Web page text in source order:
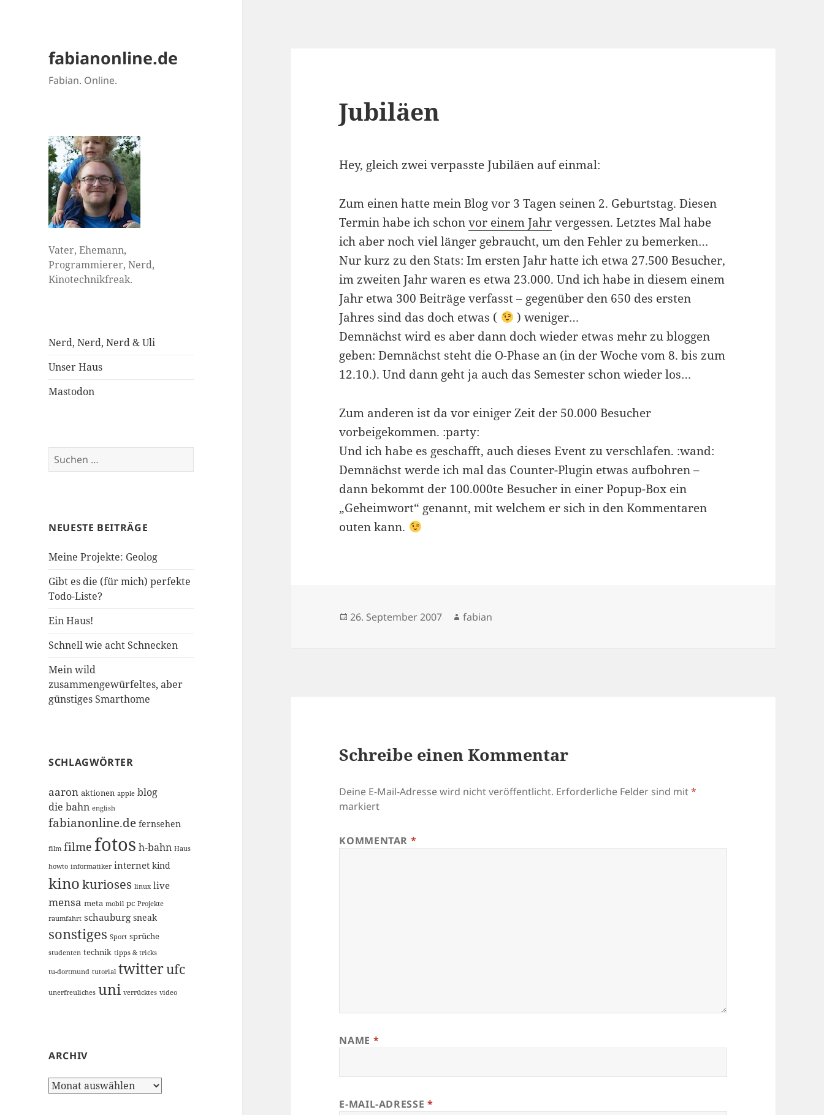
fabianonline.de
Fabian. Online.
Vater, Ehemann,
Programmierer, Nerd,
Kinotechnikfreak.
Nerd, Nerd, Nerd & Uli
Unser Haus
Mastodon
Suchen
nach:
NEUESTE BEITRÄGE
Meine Projekte: Geolog
Gibt es die (für mich) perfekte
Todo-Liste?
Ein Haus!
Schnell wie acht Schnecken
Mein wild
zusammengewürfeltes, aber
günstiges Smarthome
SCHLAGWÖRTER
aaron aktionen apple blog
die bahn english
fabianonline.de fernsehen
film filme fotos h-bahn Haus
howto informatiker internet kind
kinokurioses linux live
mensa meta mobil pc Projekte
raumfahrt schauburg sneak
sonstiges Sport sprüche
studenten technik tipps & tricks
tu-dortmund tutorial twitterufc
unerfreuliches uni verrücktes video
ARCHIV
Archiv
Jubiläen
Hey, gleich zwei verpasste Jubiläen auf einmal:
Zum einen hatte mein Blog vor 3 Tagen seinen 2. Geburtstag. Diesen
Termin habe ich schonvor einem Jahrvergessen. Letztes Mal habe
ich aber noch viel länger gebraucht, um den Fehler zu bemerken…
Nur kurz zu den Stats: Im ersten Jahr hatte ich etwa 27.500 Besucher,
im zweiten Jahr waren es etwa 23.000. Und ich habe in diesem einem
Jahr etwa 300 Beiträge verfasst – gegenüber den 650 des ersten
Jahres sind das doch etwas (
) weniger…
Demnächst wird es aber dann doch wieder etwas mehr zu bloggen
geben: Demnächst steht die O-Phase an (in der Woche vom 8. bis zum
12.10.). Und dann geht ja auch das Semester schon wieder los…
Zum anderen ist da vor einiger Zeit der 50.000 Besucher
vorbeigekommen. :party:
Und ich habe es geschafft, auch dieses Event zu verschlafen. :wand:
Demnächst werde ich mal das Counter-Plugin etwas aufbohren –
dann bekommt der 100.000te Besucher in einer Popup-Box ein
„Geheimwort“ genannt, mit welchem er sich in den Kommentaren
outen kann.
Veröffentlicht
26. September 2007 Autor
fabian
Schreibe einen Kommentar
Deine E-Mail-Adresse wird nicht veröffentlicht. Erforderliche Felder sind mit*
markiert
KOMMENTAR *
NAME *
E-MAIL-ADRESSE *